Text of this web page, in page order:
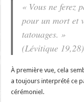
« Vous ne ferez
pour un mort et
tatouages. »
(Lévitique 19,28)
À première vue, cela
a toujours interprété ce
cérémoniel.